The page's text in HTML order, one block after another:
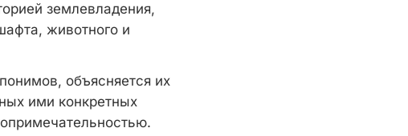
землевладения,
животного и
объясняется их
ими конкретных